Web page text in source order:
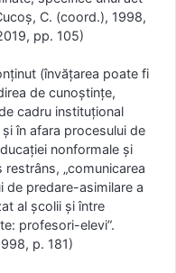
C. (coord.), 1998,
pp. 105)
(învăţarea poate fi
de cunoştinţe,
cadru instituţional
în afara procesului de
nonformale şi
restrâns, „comunicarea
de predare-asimilare a
al şcolii şi între
profesori-elevi”.
p. 181)